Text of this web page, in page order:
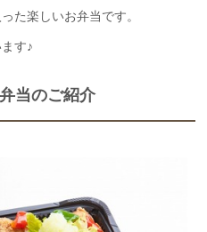
た楽しいお弁当です。
す♪
当のご紹介